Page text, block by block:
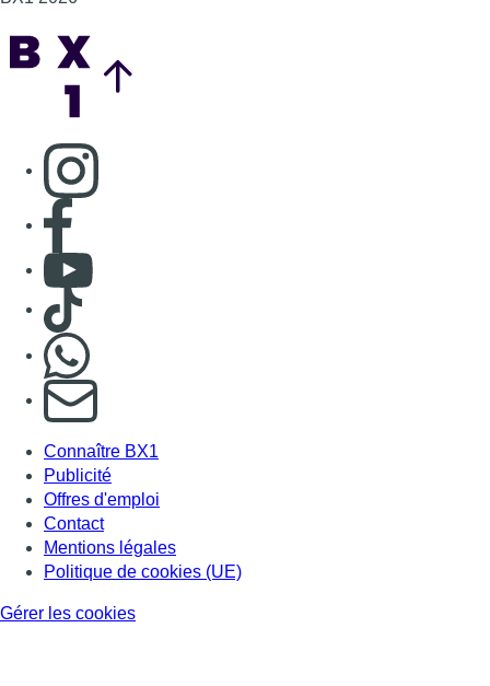
Consulter page Instagram
Consulter page Facebook
Consulter Youtube
Consulter TikTok
S'abonner à notre newsletter
Connaître BX1
Publicité
Offres d'emploi
Contact
Mentions légales
Politique de cookies (UE)
Gérer les cookies